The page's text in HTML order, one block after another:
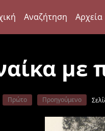
Αναζήτηση Αρχεία
με
Πρώτο Προηγούμενο